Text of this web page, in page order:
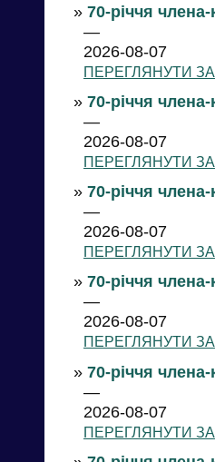
» 70-річчя
—
2026-08-07
ПЕРЕГЛЯНУТИ
» 70-річчя
—
2026-08-07
ПЕРЕГЛЯНУТИ
» 70-річчя
—
2026-08-07
ПЕРЕГЛЯНУТИ
» 70-річчя
—
2026-08-07
ПЕРЕГЛЯНУТИ
» 70-річчя
—
2026-08-07
ПЕРЕГЛЯНУТИ